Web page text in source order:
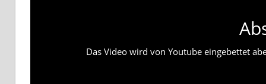
Das Video wird von Youtube eingebettet